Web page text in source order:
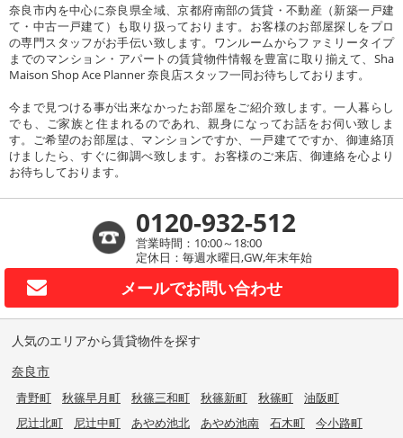
奈良市内を中心に奈良県全域、京都府南部の賃貸・不動産（新築一戸建
て・中古一戸建て）も取り扱っております。お客様のお部屋探しをプロ
の専門スタッフがお手伝い致します。ワンルームからファミリータイプ
までのマンション・アパートの賃貸物件情報を豊富に取り揃えて、Sha
Maison Shop Ace Planner 奈良店スタッフ一同お待ちしております。
今まで見つける事が出来なかったお部屋をご紹介致します。一人暮らし
でも、ご家族と住まれるのであれ、親身になってお話をお伺い致しま
す。ご希望のお部屋は、マンションですか、一戸建てですか、御連絡頂
けましたら、すぐに御調べ致します。お客様のご来店、御連絡を心より
お待ちしております。
0120-932-512
営業時間：10:00～18:00
定休日：毎週水曜日,GW,年末年始
メールでお問い合わせ
人気のエリアから賃貸物件を探す
奈良市
青野町 秋篠早月町 秋篠三和町 秋篠新町 秋篠町
油阪町
尼辻北町
尼辻中町 あやめ池北 あやめ池南 石木町
今小路町